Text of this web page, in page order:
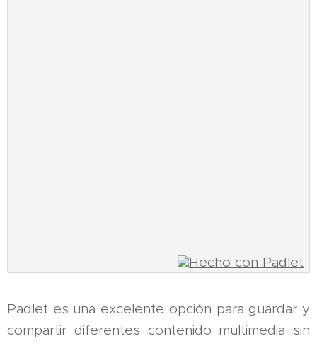
Padlet es una excelente opción para guardar y
compartir diferentes contenido multimedia sin